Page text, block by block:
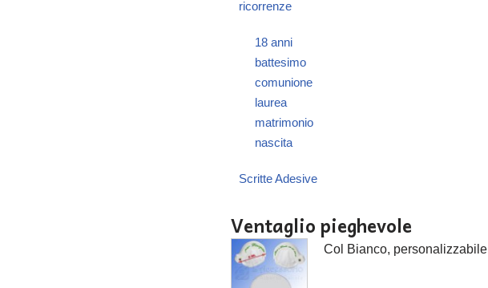
ricorrenze
18 anni
battesimo
comunione
laurea
matrimonio
nascita
Scritte Adesive
Ventaglio pieghevole
Col Bianco, personalizzabile